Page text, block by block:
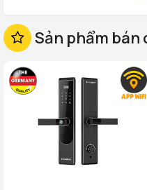
lượng vật liệu tốt để tránh mưa
Khóa cửa vân tay cổng sắt
hay ra đều phải dùng vân tay
tường vào mở từ bên trong,
cửa.,, tăng cường độ an toàn
Sản phẩm bán